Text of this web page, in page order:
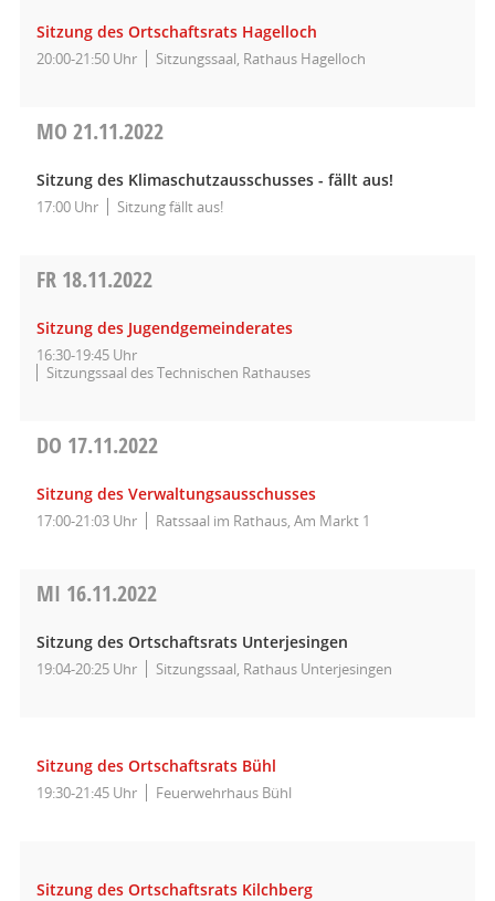
Sitzung des Ortschaftsrats Hagelloch
20:00-21:50 Uhr Sitzungssaal, Rathaus Hagelloch
MO 21.11.2022
Sitzung des Klimaschutzausschusses - fällt aus!
17:00 Uhr Sitzung fällt aus!
FR 18.11.2022
Sitzung des Jugendgemeinderates
16:30-19:45 Uhr
Sitzungssaal des Technischen Rathauses
DO 17.11.2022
Sitzung des Verwaltungsausschusses
17:00-21:03 Uhr Ratssaal im Rathaus, Am Markt 1
MI 16.11.2022
Sitzung des Ortschaftsrats Unterjesingen
19:04-20:25 Uhr Sitzungssaal, Rathaus Unterjesingen
Sitzung des Ortschaftsrats Bühl
19:30-21:45 Uhr Feuerwehrhaus Bühl
Sitzung des Ortschaftsrats Kilchberg